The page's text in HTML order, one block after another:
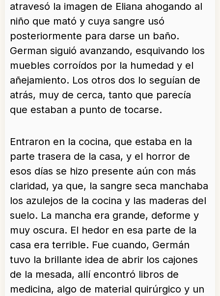
atravesó la imagen de Eliana ahogando al
niño que mató y cuya sangre usó
posteriormente para darse un baño.
German siguió avanzando, esquivando los
muebles corroídos por la humedad y el
añejamiento. Los otros dos lo seguían de
atrás, muy de cerca, tanto que parecía
que estaban a punto de tocarse.
Entraron en la cocina, que estaba en la
parte trasera de la casa, y el horror de
esos días se hizo presente aún con más
claridad, ya que, la sangre seca manchaba
los azulejos de la cocina y las maderas del
suelo. La mancha era grande, deforme y
muy oscura. El hedor en esa parte de la
casa era terrible. Fue cuando, Germán
tuvo la brillante idea de abrir los cajones
de la mesada, allí encontró libros de
medicina, algo de material quirúrgico y un